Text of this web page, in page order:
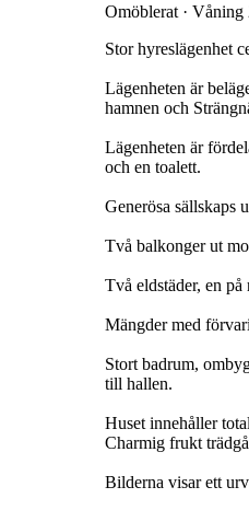
Omöblerat · Våning
Stor hyreslägenhet
Lägenheten är
hamnen och
Lägenheten är
och en toalett.
Generösa sällskaps
Två balkonger ut
Två eldstäder, en
Mängder med
Stort badrum,
till hallen.
Huset innehåller
Charmig frukt
Bilderna visar ett